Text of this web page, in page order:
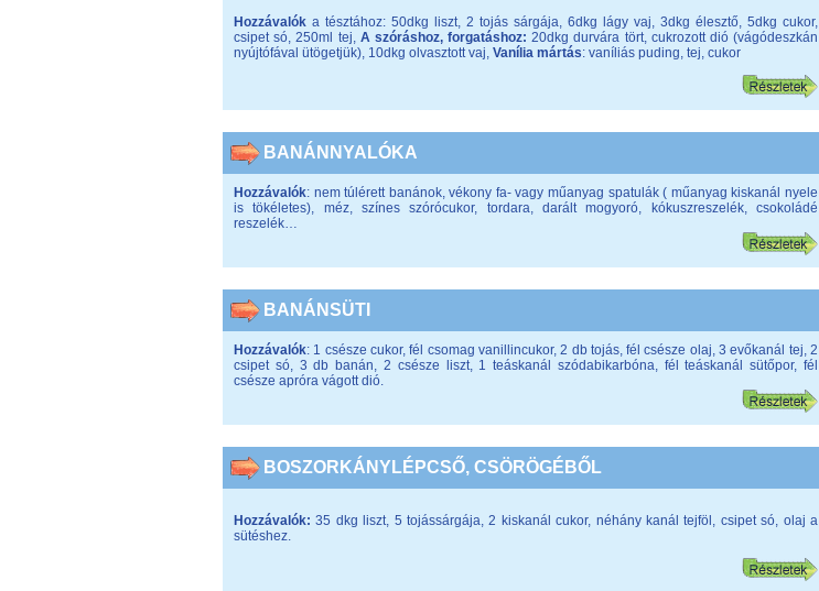
Hozzávalók a tésztához: 50dkg liszt, 2 tojás sárgája, 6dkg lágy vaj, 3dkg élesztő, 5dkg cukor,
csipet só, 250ml tej, A szóráshoz, forgatáshoz: 20dkg durvára tört, cukrozott dió (vágódeszkán
nyújtófával ütögetjük), 10dkg olvasztott vaj, Vanília mártás: vaníliás puding, tej, cukor
BANÁNNYALÓKA
Hozzávalók: nem túlérett banánok, vékony fa- vagy műanyag spatulák ( műanyag kiskanál nyele
is tökéletes), méz, színes szórócukor, tordara, darált mogyoró, kókuszreszelék, csokoládé
reszelék…
BANÁNSÜTI
Hozzávalók: 1 csésze cukor, fél csomag vanillincukor, 2 db tojás, fél csésze olaj, 3 evőkanál tej, 2
csipet só, 3 db banán, 2 csésze liszt, 1 teáskanál szódabikarbóna, fél teáskanál sütőpor, fél
csésze apróra vágott dió.
BOSZORKÁNYLÉPCSŐ, CSÖRÖGÉBŐL
Hozzávalók:35 dkg liszt, 5 tojássárgája, 2 kiskanál cukor, néhány kanál tejföl, csipet só, olaj a
sütéshez.